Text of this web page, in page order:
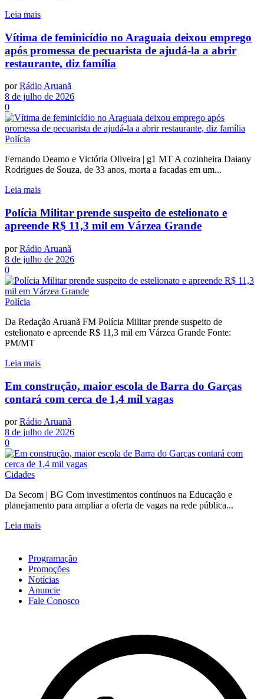
Leia mais
Vítima de feminicídio no Araguaia deixou emprego
após promessa de pecuarista de ajudá-la a abrir
restaurante, diz família
por Rádio Aruanã
8 de julho de 2026
0
Polícia
Fernando Deamo e Victória Oliveira | g1 MT A cozinheira Daiany
Rodrigues de Souza, de 33 anos, morta a facadas em um...
Leia mais
Polícia Militar prende suspeito de estelionato e
apreende R$ 11,3 mil em Várzea Grande
por Rádio Aruanã
8 de julho de 2026
0
Polícia
Da Redação Aruanã FM Polícia Militar prende suspeito de
estelionato e apreende R$ 11,3 mil em Várzea Grande Fonte:
PM/MT
Leia mais
Em construção, maior escola de Barra do Garças
contará com cerca de 1,4 mil vagas
por Rádio Aruanã
8 de julho de 2026
0
Cidades
Da Secom | BG Com investimentos contínuos na Educação e
planejamento para ampliar a oferta de vagas na rede pública...
Leia mais
Programação
Promoções
Notícias
Anuncie
Fale Conosco